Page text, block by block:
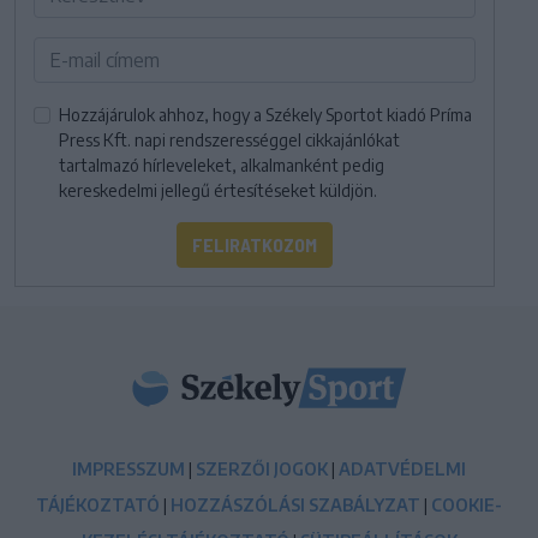
Hozzájárulok ahhoz, hogy a Székely Sportot kiadó Príma
Press Kft. napi rendszerességgel cikkajánlókat
tartalmazó hírleveleket, alkalmanként pedig
kereskedelmi jellegű értesítéseket küldjön.
FELIRATKOZOM
IMPRESSZUM | SZERZŐI JOGOK | ADATVÉDELMI
TÁJÉKOZTATÓ | HOZZÁSZÓLÁSI SZABÁLYZAT | COOKIE-